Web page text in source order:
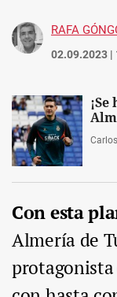
RAFA
02.09.2023 |
Con esta
Almería de